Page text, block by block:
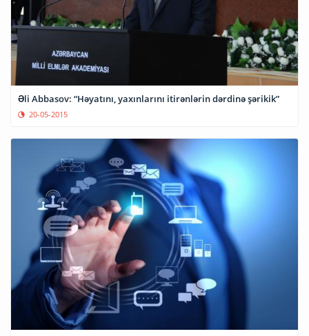
Əli Abbasov: “Həyatını, yaxınlarını itirənlərin dərdinə şərikik”
20-05-2015